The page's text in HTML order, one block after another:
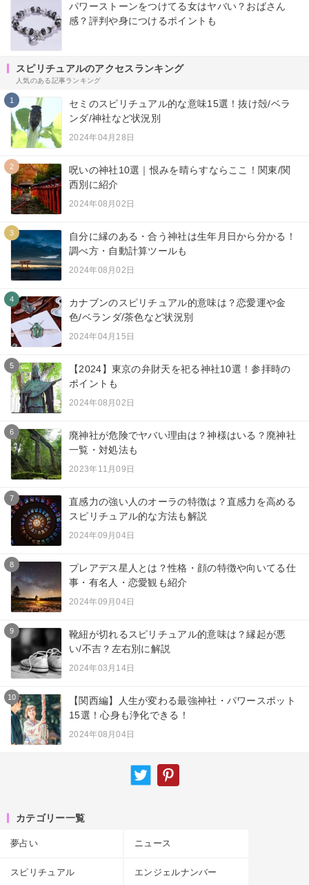
パワーストーンをつけてる女はヤバい？おばさん
感？評判や身につけるポイントも
スピリチュアルのアクセスランキング
人気のある記事ランキング
1
セミのスピリチュアル的な意味15選！抜け殻/ベラ
ンダ/神社など状況別
2024年04月28日
2
呪いの神社10選｜恨みを晴らすならここ！関東/関
西別に紹介
2024年08月02日
3
自分に縁のある・合う神社は生年月日から分かる！
調べ方・自動計算ツールも
2024年08月02日
4
カナブンのスピリチュアル的意味は？恋愛運や金
色/ベランダ/茶色など状況別
2024年04月15日
5
【2024】東京の弁財天を祀る神社10選！参拝時の
ポイントも
2024年08月02日
6
廃神社が危険でヤバい理由は？神様はいる？廃神社
一覧・対処法も
2023年11月09日
7
直感力の強い人のオーラの特徴は？直感力を高める
スピリチュアル的な方法も解説
2024年09月04日
8
プレアデス星人とは？性格・顔の特徴や向いてる仕
事・有名人・恋愛観も紹介
2024年09月04日
9
靴紐が切れるスピリチュアル的意味は？縁起が悪
い/不吉？左右別に解説
2024年03月14日
10
【関西編】人生が変わる最強神社・パワースポット
15選！心身も浄化できる！
2024年08月04日
カテゴリー一覧
夢占い ニュース
スピリチュアル エンジェルナンバー